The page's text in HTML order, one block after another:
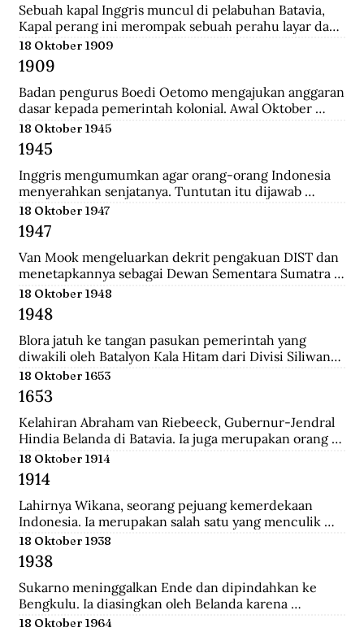
Sebuah kapal Inggris muncul di pelabuhan Batavia,
Kapal perang ini merompak sebuah perahu layar dan
perahu fregat. Setelah kejatuhan Tanjung Harapan,
Inggris berupaya untuk memblokade Pulau Jawa ,
yang merupakan langkah awal sebelum
merealisasikan rencana besarnya , yakni menguasai
Pulau Jawa.
18 Oktober 1909
1909
Badan pengurus Boedi Oetomo mengajukan anggaran
dasar kepada pemerintah kolonial. Awal Oktober
1909, Boedi Oetomo menyelenggrakan konggres
untuk menentukan arah perjuangan organisasi.
Konggres itu berjalan alot, kaum tua seperti Wahidin
Sudirohusodo dan Radjiman Wedyodiningrat
menghendaki pendidikan untuk kaum priyayi,
sementara kaum muda seperti Tjipto Mangunkusumo
dan Soetomo justru menghendaki pendidikan bagi
seluruh rakyat.
18 Oktober 1945
1945
Inggris mengumumkan agar orang-orang Indonesia
menyerahkan senjatanya. Tuntutan itu dijawab
dengan giatnya pembentukan laskar-laskar di Medan
dan sekitarnya, seperti Berastagi dan Pematang
Siantar. Anggota laskar bahkan mencari senjata yang
dibuang Jepang ke dasar laut, dekat pelabuhan
Belawan.
18 Oktober 1947
1947
Van Mook mengeluarkan dekrit pengakuan DIST dan
menetapkannya sebagai Dewan Sementara Sumatra
Timur. Republik mengecam pembentukan NST,
menyebut para pemimpinnya sebagai “boneka”
Belanda. Untuk menghalau propaganda Republik, NST
membuat suratkabar Mestika dan majalah Medan
Buletin. Program utama NST dalam sektor ekonomi
adalah pemulihan kembali perkebunan dan hak
istimewa penduduk asli atas tanah.
18 Oktober 1948
1948
Blora jatuh ke tangan pasukan pemerintah yang
diwakili oleh Batalyon Kala Hitam dari Divisi Siliwangi.
Seperti biasanya, saat pembebasan sebuah kawasan,
terdapat sejumlah musuh yang menjadi tawanan.
Salah seorang tawanan terlihat bersikap menantang
dan seolah tak mau menyerah.
18 Oktober 1653
1653
Kelahiran Abraham van Riebeeck, Gubernur-Jendral
Hindia Belanda di Batavia. Ia juga merupakan orang
yang memulai perkebunan kopi pertama di Jawa
Barat.
18 Oktober 1914
1914
Lahirnya Wikana, seorang pejuang kemerdekaan
Indonesia. Ia merupakan salah satu yang menculik
Sukaro dan Hatta dalam Peristiwa Rengasdengklok.
18 Oktober 1938
1938
Sukarno meninggalkan Ende dan dipindahkan ke
Bengkulu. Ia diasingkan oleh Belanda karena
dianggap membahayakan pemerintahan Belanda.
18 Oktober 1964